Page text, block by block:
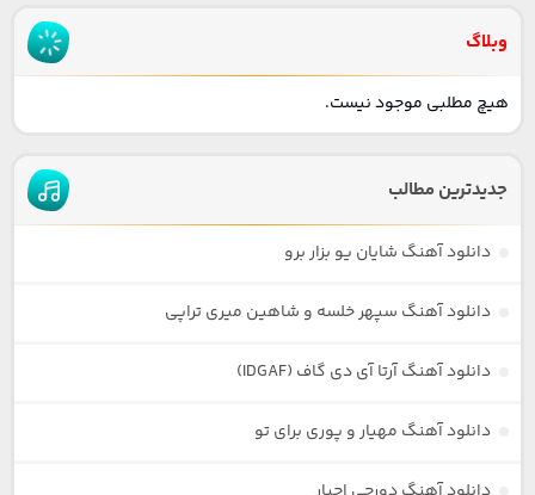
وبلاگ
هیچ مطلبی موجود نیست.
جدیدترین مطالب
دانلود آهنگ شایان یو بزار برو
دانلود آهنگ سپهر خلسه و شاهین میری تراپی
دانلود آهنگ آرتا آی دی گاف (IDGAF)
دانلود آهنگ مهیار و پوری برای تو